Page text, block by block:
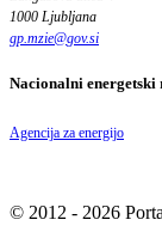
1000 Ljubljana
gp.mzie@gov.si
Nacionalni
Agencija za energijo
© 2012 - 2026